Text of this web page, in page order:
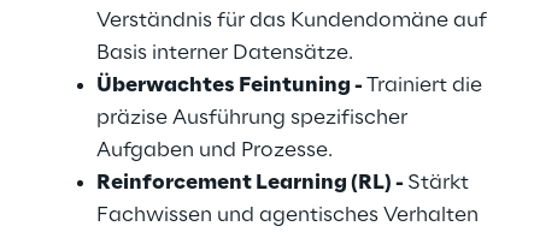
Verständnis für das Kundendomäne auf
Basis interner Datensätze.
Überwachtes Feintuning - Trainiert die
präzise Ausführung spezifischer
Aufgaben und Prozesse.
Reinforcement Learning (RL) - Stärkt
Fachwissen und agentisches Verhalten